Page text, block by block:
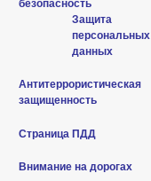
безопасность
Защита
персональных
данных
Антитеррористическая
защищенность
Страница ПДД
Внимание на дорогах